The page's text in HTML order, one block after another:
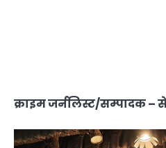
क्राइम जर्नलिस्ट/सम्पादक –